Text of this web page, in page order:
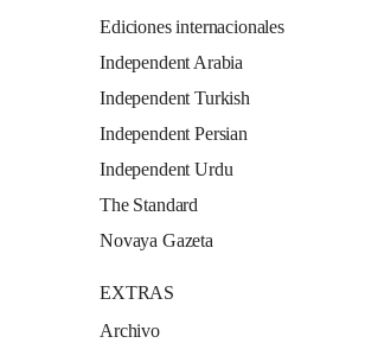
Ediciones internacionales
Independent Arabia
Independent Turkish
Independent Persian
Independent Urdu
The Standard
Novaya Gazeta
EXTRAS
Archivo